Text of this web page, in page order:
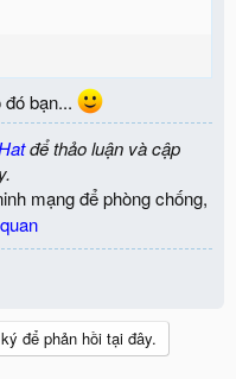
bạn...
để thảo luận và cập
mạng để phòng chống,
để phản hồi tại đây.